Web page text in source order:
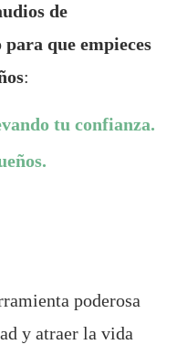
de
que empieces
:
tu confianza.
poderosa
y atraer la vida